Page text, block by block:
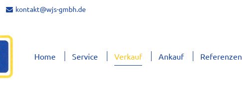
kontakt@wjs-gmbh.de
Home Service Verkauf Ankauf Referenzen